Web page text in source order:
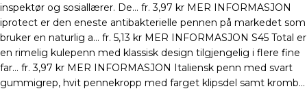
inspektør og sosiallærer. De… fr. 3,97 kr MER INFORMASJON
iprotect er den eneste antibakterielle pennen på markedet som
bruker en naturlig a… fr. 5,13 kr MER INFORMASJON S45 Total er
en rimelig kulepenn med klassisk design tilgjengelig i flere fine
far… fr. 3,97 kr MER INFORMASJON Italiensk penn med svart
gummigrep, hvit pennekropp med farget klipsdel samt kromb…